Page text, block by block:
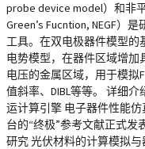
probe device model）和非
Green’s Fucntion, NEGF）
工具。在双电极器件模型的
电势模型，在器件区域增加
电压的金属区域，用于模拟
值斜率、DIBL等等。 详细
运计算引擎 电子器件性能仿
台的“终极”参考文献正式发
研究 光伏材料的计算模拟与